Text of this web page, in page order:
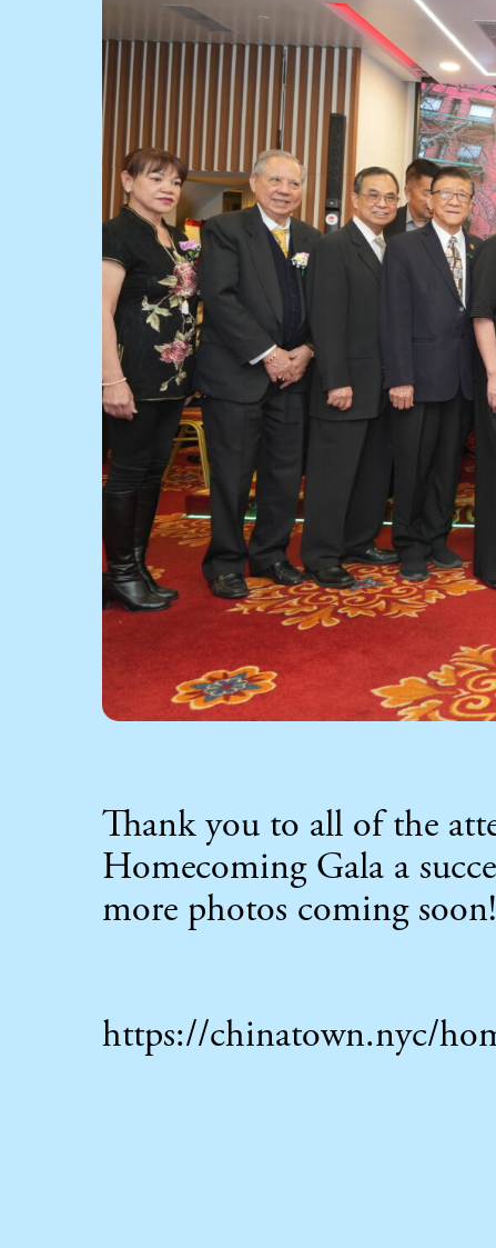
Thank you to all of the
Homecoming Gala a
more photos coming soon!
https://chinatown.nyc/